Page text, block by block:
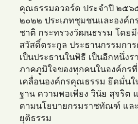
คุณธรรมอวอร์ด ประจำปี ๒๕๖
๒๐๒๒ ประเภทชุมชนและองค์
ชาติ กระทรวงวัฒนธรรม โด
สวัสดิ์ตระกูล ประธานกรรมกา
เป็นประธานในพิธี เป็นอีกหนึ่งร
ภาคภูมิใจของทุกคนในองค์กร
เคลื่อนองค์กรคุณธรรม ยึดมั่น
ฐาน ความพอเพียง วินัย สุจริต
ตามนโยบายกรมราชทัณฑ์ แล
ยุติธรรม